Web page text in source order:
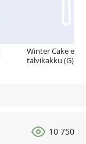
Winter Cake eli
talvikakku (G)
10 750